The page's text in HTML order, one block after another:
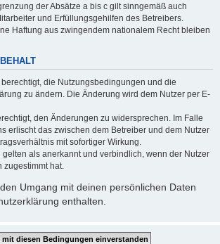
der Absätze a bis c gilt sinngemäß auch
und Erfüllungsgehilfen des Betreibers.
Haftung aus zwingendem nationalem Recht bleiben
berechtigt, die Nutzungsbedingungen und die
zu ändern. Die Änderung wird dem Nutzer per E-
den Änderungen zu widersprechen. Im Falle
erlischt das zwischen dem Betreiber und dem Nutzer
mit sofortiger Wirkung.
gelten als anerkannt und verbindlich, wenn der Nutzer
zugestimmt hat.
Umgang mit deinen persönlichen Daten
enthalten.